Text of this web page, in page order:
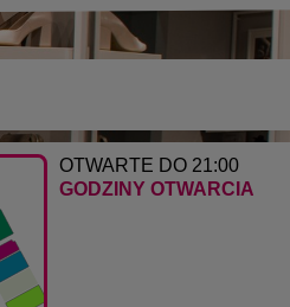
OTWARTE DO 21:00
GODZINY OTWARCIA